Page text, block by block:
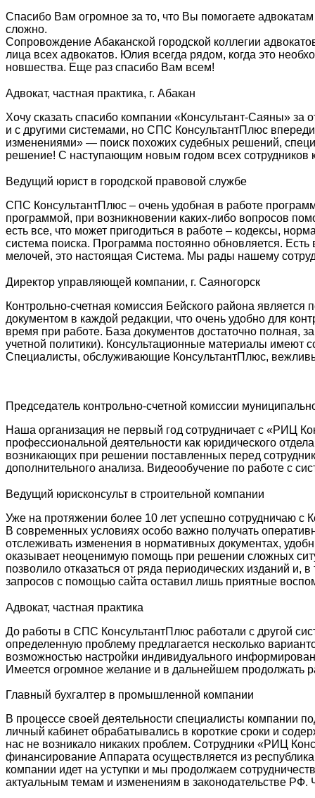
Спасибо Вам огромное за то, что Вы помогаете
сложно.
Сопровождение Абаканской городской коллегии
лица всех адвокатов. Юлия всегда рядом, когда это
новшества. Еще раз спасибо Вам всем!
Адвокат, частная практика, г. Абакан
Хочу сказать спасибо компании «Консультант-Саяны»
и с другими системами, но СПС КонсультантПлюс
изменениями» — поиск похожих судебных решений,
решение! С наступающим новым годом всех сотрудников
Ведущий юрист в городской правовой службе
СПС КонсультантПлюс – очень удобная в работе
программой, при возникновении каких-либо вопросов
есть все, что может пригодиться в работе – кодексы,
система поиска. Программа постоянно обновляется.
мелочей, это настоящая Система. Мы рады нашему
Директор управляющей компании, г. Саяногорск
Контрольно-счетная комиссия Бейского района
документом в каждой редакции, что очень удобно для
время при работе. База документов достаточно полная,
учетной политики). Консультационные материалы имеют
Специалисты, обслуживающие КонсультантПлюс,
Председатель контрольно-счетной комиссии
Наша организация не первый год сотрудничает с «РИЦ
профессиональной деятельности как юридического
возникающих при решении поставленных перед
дополнительного анализа. Видеообучение по работе с
Ведущий юрисконсульт в строительной компании
Уже на протяжении более 10 лет успешно сотрудничаю с
В современных условиях особо важно получать
отслеживать изменения в нормативных документах,
оказывает неоценимую помощь при решении сложных
позволило отказаться от ряда периодических изданий
запросов с помощью сайта оставил лишь приятные
Адвокат, частная практика
До работы в СПС КонсультантПлюс работали с другой
определенную проблему предлагается несколько
возможностью настройки индивидуального
Имеется огромное желание и в дальнейшем продолжать
Главный бухгалтер в промышленной компании
В процессе своей деятельности специалисты компании
личный кабинет обрабатывались в короткие сроки и
нас не возникало никаких проблем. Сотрудники «РИЦ
финансирование Аппарата осуществляется из
компании идет на уступки и мы продолжаем
актуальным темам и изменениям в законодательстве РФ.